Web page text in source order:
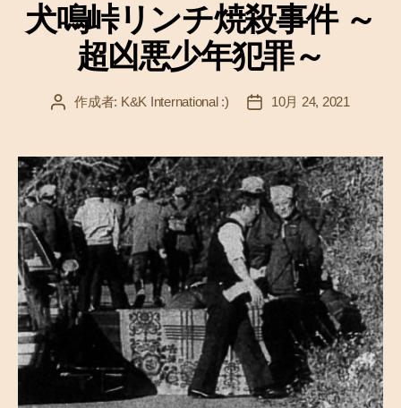
ゴ
リ
ー
犬鳴峠リンチ焼殺事件 ～
超凶悪少年犯罪～
投 作成者: K&K International :)
投
10月 24, 2021